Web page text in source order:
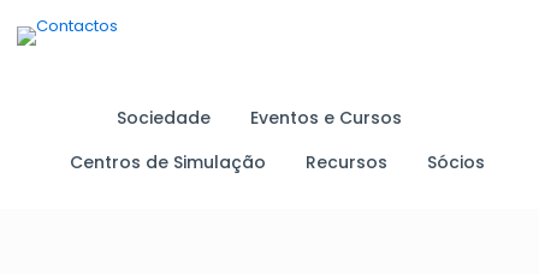
Sociedade
Eventos e Cursos
Centros de Simulação
Recursos Sócios